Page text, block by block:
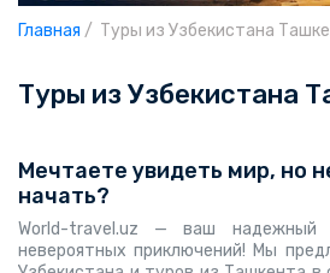
О проекте
support@world-
Главная / Туры из Узбекистана
Туры из Узбекистана
Мечтаете увидеть мир, но
начать?
World-travel.uz — ваш надежный
невероятных приключений! Мы